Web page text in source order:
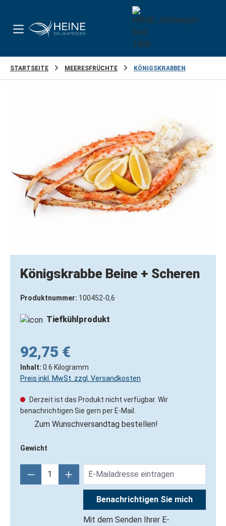
STARTSEITE MEERESFRÜCHTE KÖNIGSKRABBEN
Königskrabbe Beine + Scheren
Produktnummer: 100452-0,6
Tiefkühlprodukt
92,75 €
Inhalt: 0.6 Kilogramm
Preis inkl. MwSt. zzgl. Versandkosten
Derzeit ist das Produkt nicht verfügbar. Wir
benachrichtigen Sie gern per E-Mail.
Zum Wunschversandtag bestellen!
Gewicht
Benachrichtigen Sie mich
Mit dem Senden Ihrer E-